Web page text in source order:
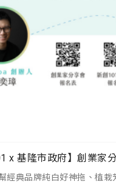
x 基隆市政府】創業家
經典品牌純白好神拖、植栽